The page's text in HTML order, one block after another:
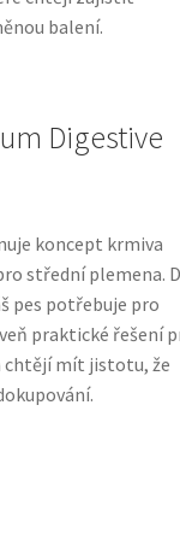
balení.
Digestive
koncept krmiva
střední plemena.
pes potřebuje pro
praktické řešení
chtějí mít jistotu, že